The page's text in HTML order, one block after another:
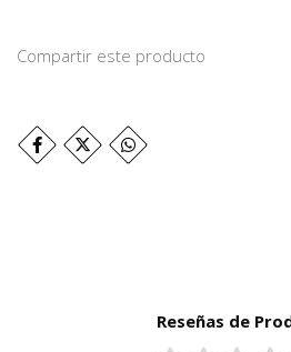
Compartir este producto
Reseñas de